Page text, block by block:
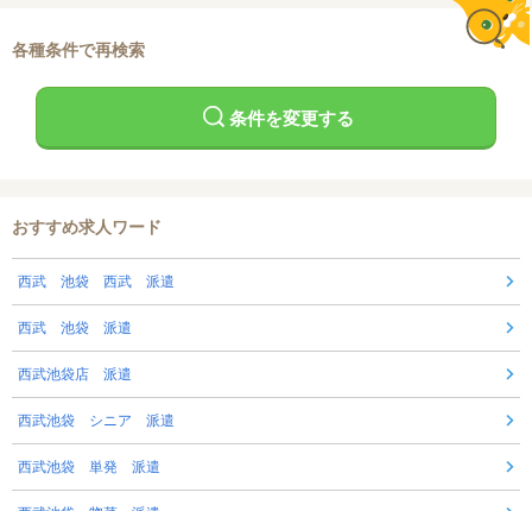
各種条件で再検索
条件を変更する
おすすめ求人ワード
西武 池袋 西武 派遣
西武 池袋 派遣
西武池袋店 派遣
西武池袋 シニア 派遣
西武池袋 単発 派遣